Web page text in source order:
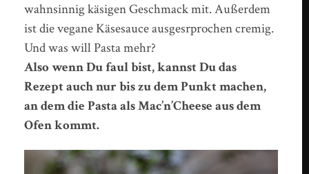
wahnsinnig käsigen Geschmack mit. Außerdem
ist die vegane Käsesauce ausgesrprochen cremig.
Und was will Pasta mehr?
Also wenn Du faul bist, kannst Du das
Rezept auch nur bis zu dem Punkt machen,
an dem die Pasta als Mac’n’Cheese aus dem
Ofen kommt.